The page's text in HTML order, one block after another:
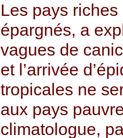
Les pays
épargnés, a
vagues de
et l’arrivée
tropicales ne
aux pays
climatologue,